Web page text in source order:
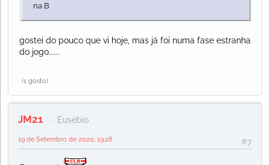
na B
gostei do pouco que vi hoje, mas já foi numa fase estranha
do jogo......
(1 gosto)
JM21 Eusébio
#7
19 de Setembro de 2020, 19:28